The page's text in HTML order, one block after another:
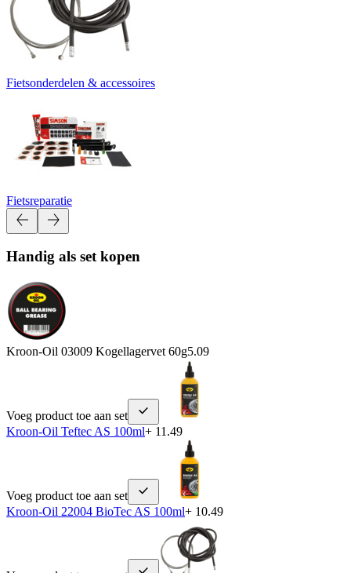
Fietsonderdelen & accessoires
Fietsreparatie
Handig als set kopen
Kroon-Oil 03009 Kogellagervet 60g5.09
Voeg product toe aan set
Kroon-Oil Teftec AS 100ml+ 11.49
Voeg product toe aan set
Kroon-Oil 22004 BioTec AS 100ml+ 10.49